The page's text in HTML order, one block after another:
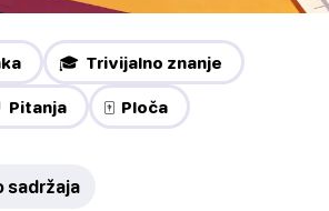
🎓 Trivijalno znanje
Pitanja 🀄 Ploča
sadržaja